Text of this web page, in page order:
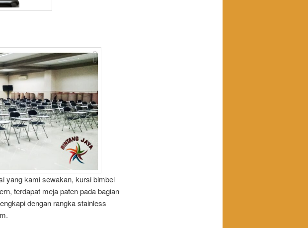
yang kami sewakan, kursi bimbel
terdapat meja paten pada bagian
dengan rangka stainless